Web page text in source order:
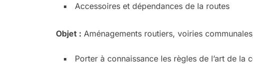
Accessoires et dépendances de la routes
Objet : Aménagements routiers, voiries
Porter à connaissance les règles de l’art de